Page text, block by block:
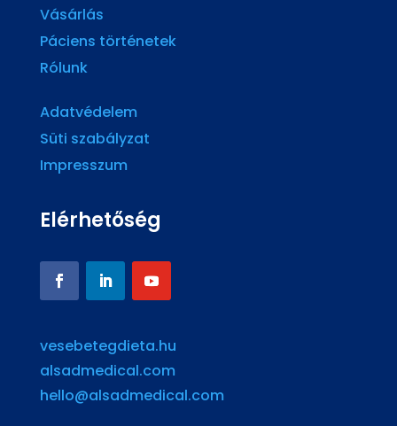
Vásárlás
Páciens történetek
Rólunk
Adatvédelem
Süti szabályzat
Impresszum
Elérhetőség
vesebetegdieta.hu
alsadmedical.com
hello@alsadmedical.com